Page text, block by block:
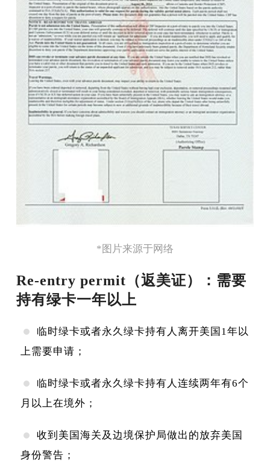
*图片来源于网络
Re-entry permit（返美证）：需要
持有绿卡一年以上
临时绿卡或者永久绿卡持有人离开美国1年以
上需要申请；
临时绿卡或者永久绿卡持有人连续两年有6个
月以上在境外；
收到美国海关及边境保护局做出的放弃美国
身份警告；